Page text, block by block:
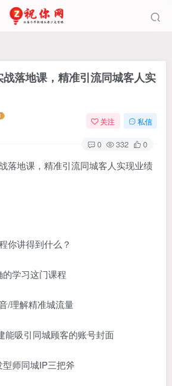
落地课，精准引流同城客人实
关注 私信
0 332 0
你讲得到什么？
学习这门课程
/理解精准城流量
能吸引同城顾客的账号封面
师同城IP三把斧